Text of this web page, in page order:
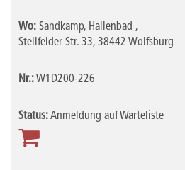
Wo: Sandkamp, Hallenbad ,
Stellfelder Str. 33, 38442 Wolfsburg
Nr.:W1D200-226
Status:Anmeldung auf Warteliste